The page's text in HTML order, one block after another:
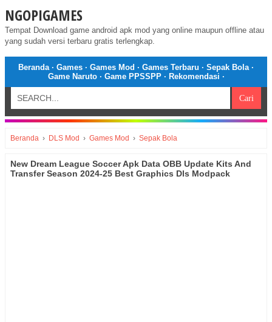
NGOPIGAMES
Tempat Download game android apk mod yang online maupun offline atau
yang sudah versi terbaru gratis terlengkap.
Beranda· Games · Games Mod · Games Terbaru · Sepak Bola·
Game Naruto· Game PPSSPP· Rekomendasi ·
Beranda › DLS Mod › Games Mod › Sepak Bola
New Dream League Soccer Apk Data OBB Update Kits And
Transfer Season 2024-25 Best Graphics Dls Modpack